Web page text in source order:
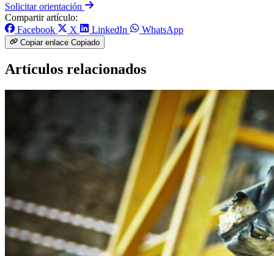
Solicitar orientación
Compartir artículo:
Facebook
X LinkedIn WhatsApp
Copiar enlace Copiado
Artículos relacionados